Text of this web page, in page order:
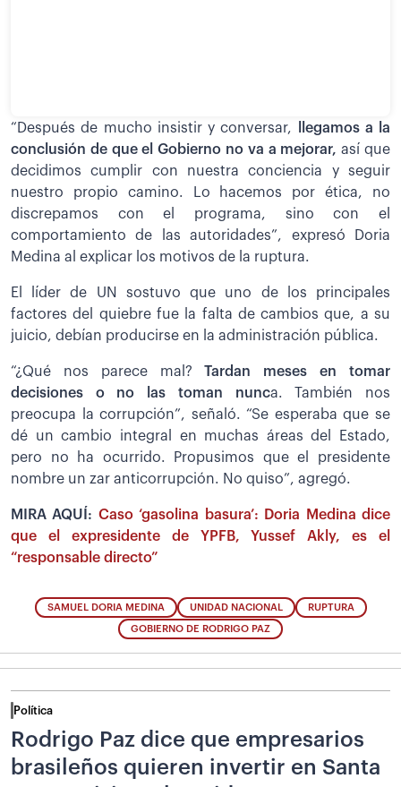
“Después de mucho insistir y conversar,
llegamos a la
conclusión de que el Gobierno no va a mejorar, así que
decidimos cumplir con nuestra conciencia y seguir
nuestro propio camino. Lo hacemos por ética, no
discrepamos con el programa, sino con el
comportamiento de las autoridades”, expresó Doria
Medina al explicar los motivos de la ruptura.
El líder de UN sostuvo que uno de los principales
factores del quiebre fue la falta de cambios que, a su
juicio, debían producirse en la administración pública.
“¿Qué nos parece mal?Tardan meses en tomar
decisiones o no las toman nunca. También nos
preocupa la corrupción”, señaló. “Se esperaba que se
dé un cambio integral en muchas áreas del Estado,
pero no ha ocurrido. Propusimos que el presidente
nombre un zar anticorrupción. No quiso”, agregó.
MIRA AQUÍ: Caso ‘gasolina basura’: Doria Medina dice
que el expresidente de YPFB, Yussef Akly, es el
“responsable directo”
SAMUEL DORIA MEDINA UNIDAD NACIONAL RUPTURA
GOBIERNO DE RODRIGO PAZ
Política
Rodrigo Paz dice que empresarios
brasileños quieren invertir en Santa